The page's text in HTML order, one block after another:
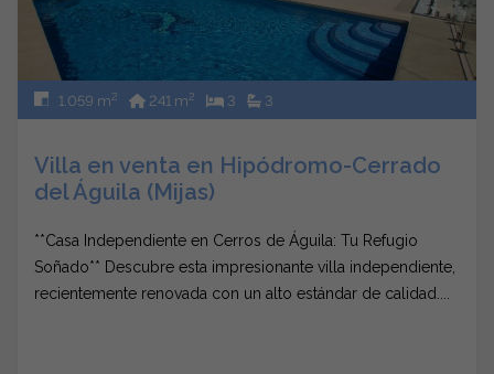
1.059 m2 241 m2 3 3
Villa en venta en Hipódromo-Cerrado
del Águila (Mijas)
**Casa Independiente en Cerros de Águila: Tu Refugio
Soñado** Descubre esta impresionante villa independiente,
recientemente renovada con un alto estándar de calidad....